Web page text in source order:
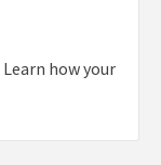
Learn how your